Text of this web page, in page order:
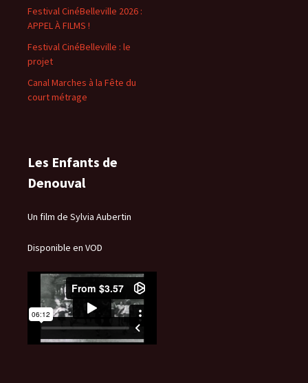
Festival CinéBelleville 2026 :
APPEL À FILMS !
Festival CinéBelleville : le
projet
Canal Marches à la Fête du
court métrage
Les Enfants de
Denouval
Un film de Sylvia Aubertin
Disponible en VOD